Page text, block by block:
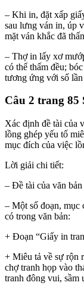
– Khi in, đặt xấp
sau lưng ván in, úp
mặt ván khắc đã
– Thợ in lấy xơ
có thể thấm đều;
tương ứng với số
Câu 2 trang 85
Xác định đề tài của
lồng ghép yếu tố
mục đích của việc
Lời giải chi tiết:
– Đề tài của văn
– Một số đoạn, mục
có trong văn bản:
+ Đoạn “Giấy in
+ Miêu tả về sự rộn
chợ tranh họp vào
tranh đông vui, sầm